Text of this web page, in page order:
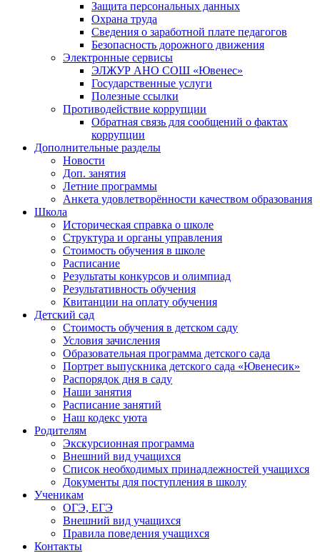
Защита персональных данных
Охрана труда
Сведения о заработной плате педагогов
Безопасность дорожного движения
Электронные сервисы
ЭЛЖУР АНО СОШ «Ювенес»
Государственные услуги
Полезные ссылки
Противодействие коррупции
Обратная связь для сообщений о фактах
коррупции
Дополнительные разделы
Новости
Доп. занятия
Летние программы
Анкета удовлетворённости качеством образования
Школа
Историческая справка о школе
Структура и органы управления
Стоимость обучения в школе
Расписание
Результаты конкурсов и олимпиад
Результативность обучения
Квитанции на оплату обучения
Детский сад
Стоимость обучения в детском саду
Условия зачисления
Образовательная программа детского сада
Портрет выпускника детского сада «Ювенесик»
Распорядок дня в саду
Наши занятия
Расписание занятий
Наш кодекс уюта
Родителям
Экскурсионная программа
Внешний вид учащихся
Список необходимых принадлежностей учащихся
Документы для поступления в школу
Ученикам
ОГЭ, ЕГЭ
Внешний вид учащихся
Правила поведения учащихся
Контакты